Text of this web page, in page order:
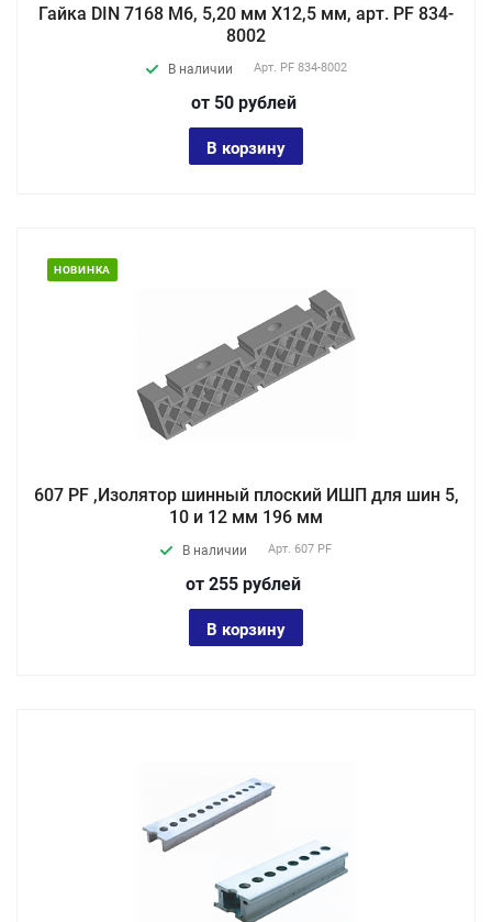
Гайка DIN 7168 М6, 5,20 мм X12,5 мм, арт. PF 834-
8002
В наличии Арт. PF 834-8002
от 50 рублей
В корзину
НОВИНКА
607 PF ,Изолятор шинный плоский ИШП для шин 5,
10 и 12 мм 196 мм
В наличии Арт. 607 PF
от 255 рублей
В корзину